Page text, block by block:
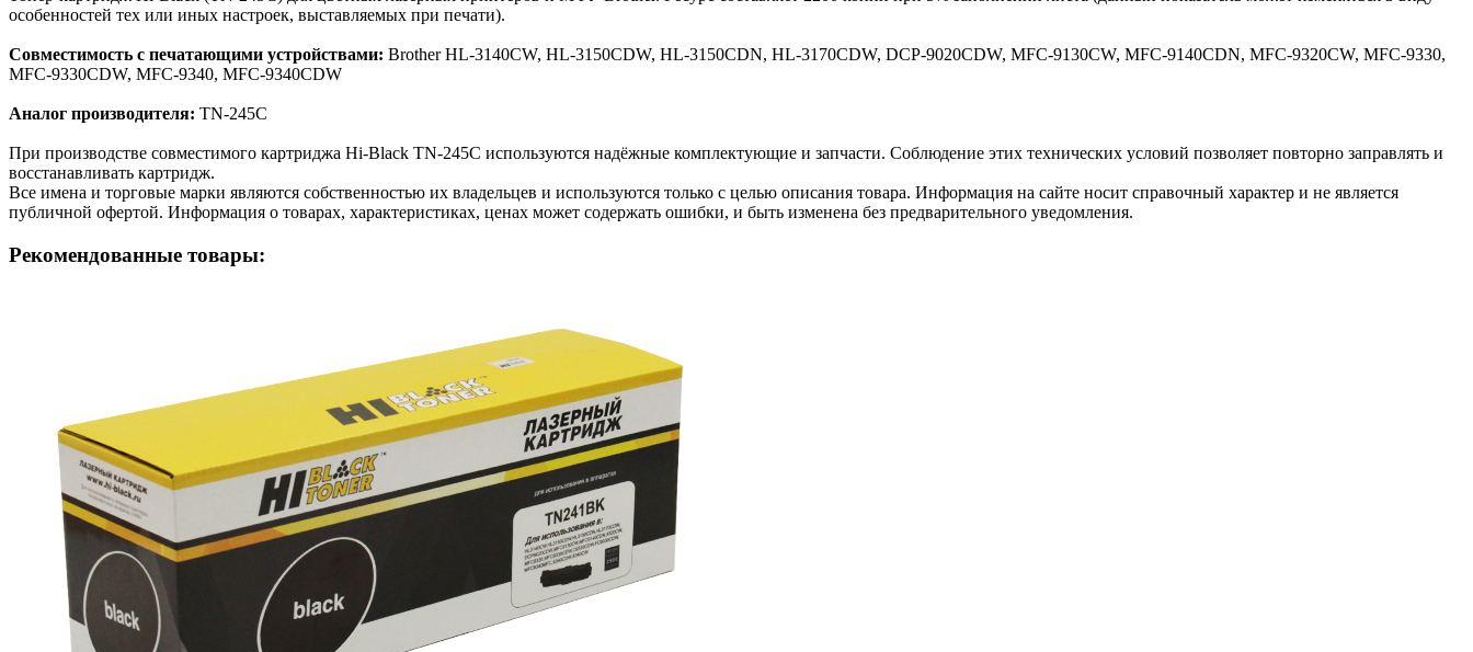
особенностей тех или иных настроек, выставляемых при печати).
Совместимость с печатающими устройствами: Brother HL-3140CW, HL-3150CDW, HL-3150CDN, HL-3170CDW, DCP-9020CDW, MFC-9130CW, MFC-9140CDN, MFC-9320CW, MFC-9330,
MFC-9330CDW, MFC-9340, MFC-9340CDW
Аналог производителя: TN-245С
При производстве совместимого картриджа Hi-Black TN-245С используются надёжные комплектующие и запчасти. Соблюдение этих технических условий позволяет повторно заправлять и
восстанавливать картридж.
Все имена и торговые марки являются собственностью их владельцев и используются только с целью описания товара. Информация на сайте носит справочный характер и не является
публичной офертой. Информация о товарах, характеристиках, ценах может содержать ошибки, и быть изменена без предварительного уведомления.
Рекомендованные товары: